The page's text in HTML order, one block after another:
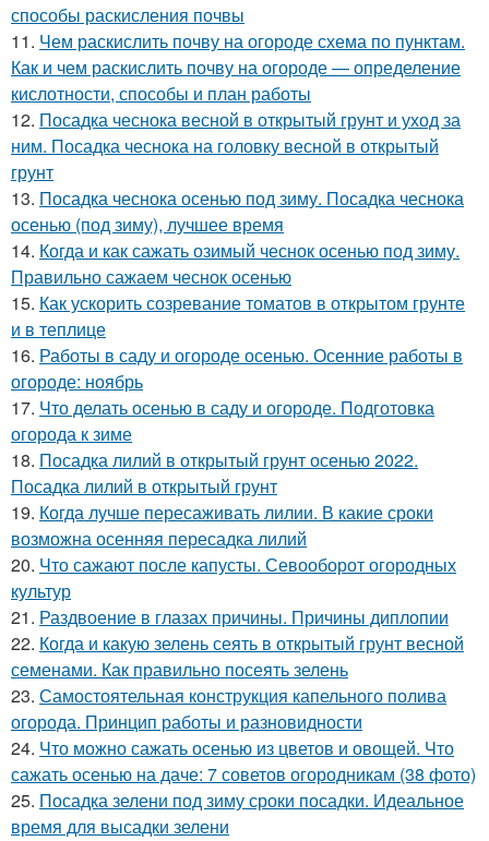
способы раскисления почвы
11. Чем раскислить почву на огороде схема по пунктам.
Как и чем раскислить почву на огороде — определение
кислотности, способы и план работы
12. Посадка чеснока весной в открытый грунт и уход за
ним. Посадка чеснока на головку весной в открытый
грунт
13. Посадка чеснока осенью под зиму. Посадка чеснока
осенью (под зиму), лучшее время
14. Когда и как сажать озимый чеснок осенью под зиму.
Правильно сажаем чеснок осенью
15. Как ускорить созревание томатов в открытом грунте
и в теплице
16. Работы в саду и огороде осенью. Осенние работы в
огороде: ноябрь
17. Что делать осенью в саду и огороде. Подготовка
огорода к зиме
18. Посадка лилий в открытый грунт осенью 2022.
Посадка лилий в открытый грунт
19. Когда лучше пересаживать лилии. В какие сроки
возможна осенняя пересадка лилий
20. Что сажают после капусты. Севооборот огородных
культур
21. Раздвоение в глазах причины. Причины диплопии
22. Когда и какую зелень сеять в открытый грунт весной
семенами. Как правильно посеять зелень
23. Самостоятельная конструкция капельного полива
огорода. Принцип работы и разновидности
24. Что можно сажать осенью из цветов и овощей. Что
сажать осенью на даче: 7 советов огородникам (38 фото)
25. Посадка зелени под зиму сроки посадки. Идеальное
время для высадки зелени